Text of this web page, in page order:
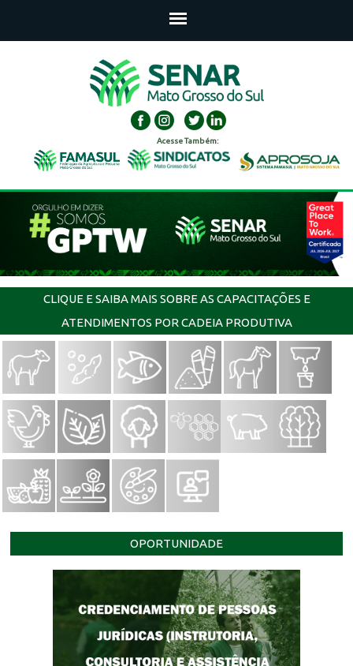
Acesse Também:
CLIQUE E SAIBA MAIS SOBRE AS CAPACITAÇÕES E
ATENDIMENTOS POR CADEIA PRODUTIVA
OPORTUNIDADE